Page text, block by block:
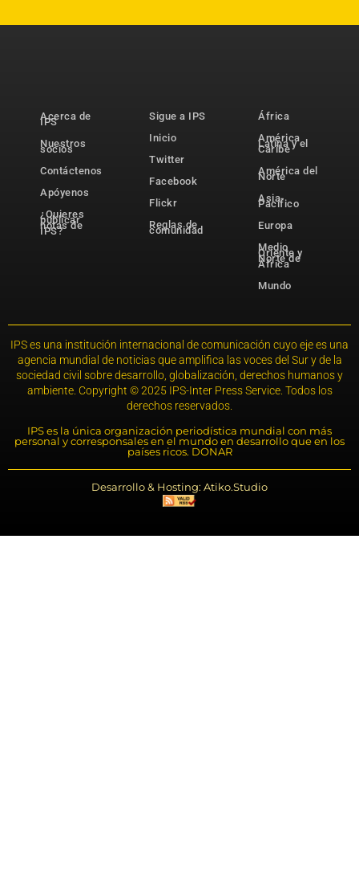
Acerca de
IPS
Nuestros
socios
Contáctenos
Apóyenos
¿Quieres
publicar
notas de
IPS?
Sigue a IPS
Inicio
Twitter
Facebook
Flickr
Reglas de
comunidad
África
América
Latina y el
Caribe
América del
Norte
Asia-
Pacífico
Europa
Medio
Oriente y
Norte de
África
Mundo
IPS es una institución internacional de comunicación cuyo eje es una
agencia mundial de noticias que amplifica las voces del Sur y de la
sociedad civil sobre desarrollo, globalización, derechos humanos y
ambiente. Copyright © 2025 IPS-Inter Press Service. Todos los
derechos reservados.
IPS es la única organización periodística mundial con más
personal y corresponsales en el mundo en desarrollo que en los
países ricos. DONAR
Desarrollo & Hosting: Atiko.Studio